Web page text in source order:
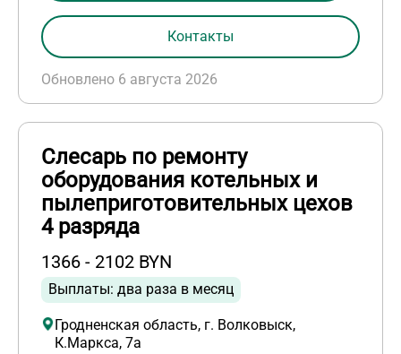
Обновлено 6 августа 2026
Контакты
Слесарь по ремонту
оборудования котельных и
пылеприготовительных цехов
4 разряда
1366 - 2102 BYN
Выплаты: два раза в месяц
Гродненская область, г. Волковыск,
К.Маркса, 7а